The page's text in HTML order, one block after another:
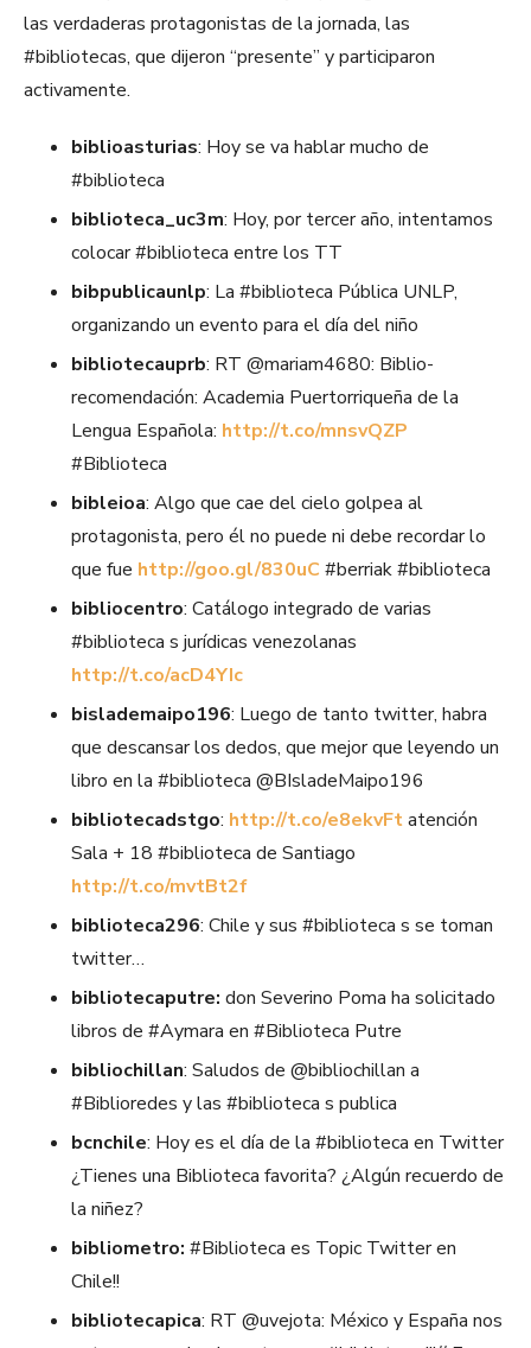
las verdaderas protagonistas de la jornada, las
#bibliotecas, que dijeron “presente” y participaron
activamente.
biblioasturias: Hoy se va hablar mucho de
#biblioteca
biblioteca_uc3m: Hoy, por tercer año, intentamos
colocar #biblioteca entre los TT
bibpublicaunlp: La #biblioteca Pública UNLP,
organizando un evento para el día del niño
bibliotecauprb: RT @mariam4680: Biblio-
recomendación: Academia Puertorriqueña de la
Lengua Española: http://t.co/mnsvQZP
#Biblioteca
bibleioa: Algo que cae del cielo golpea al
protagonista, pero él no puede ni debe recordar lo
que fue http://goo.gl/830uC #berriak #biblioteca
bibliocentro: Catálogo integrado de varias
#biblioteca s jurídicas venezolanas
http://t.co/acD4YIc
bislademaipo196: Luego de tanto twitter, habra
que descansar los dedos, que mejor que leyendo un
libro en la #biblioteca @BIsladeMaipo196
bibliotecadstgo: http://t.co/e8ekvFtatención
Sala + 18 #biblioteca de Santiago
http://t.co/mvtBt2f
biblioteca296: Chile y sus #biblioteca s se toman
twitter…
bibliotecaputre: don Severino Poma ha solicitado
libros de #Aymara en #Biblioteca Putre
bibliochillan: Saludos de @bibliochillan a
#Biblioredes y las #biblioteca s publica
bcnchile: Hoy es el día de la #biblioteca en Twitter
¿Tienes una Biblioteca favorita? ¿Algún recuerdo de
la niñez?
bibliometro: #Biblioteca es Topic Twitter en
Chile!!
bibliotecapica: RT @uvejota: México y España nos